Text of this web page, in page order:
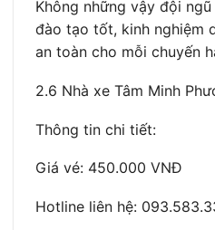
Không những vậy đội
đào tạo tốt, kinh nghiệm
an toàn cho mỗi chuyến
2.6 Nhà xe Tâm Minh
Thông tin chi tiết:
Giá vé: 450.000 VNĐ
Hotline liên hệ: